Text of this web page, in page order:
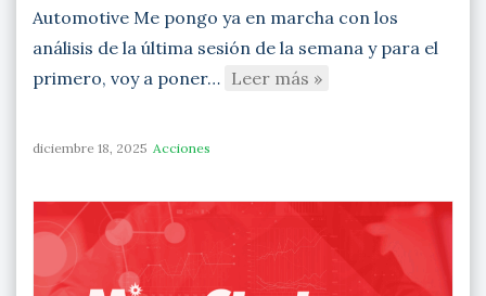
Automotive Me pongo ya en marcha con los
análisis de la última sesión de la semana y para el
primero, voy a poner… Leer más »
diciembre 18, 2025 Acciones